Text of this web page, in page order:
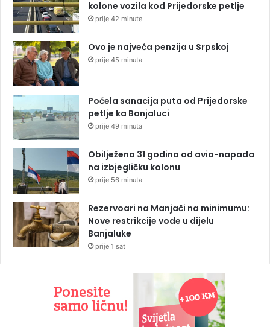
kolone vozila kod Prijedorske petlje
prije 42 minute
Ovo je najveća penzija u Srpskoj
prije 45 minuta
Počela sanacija puta od Prijedorske
petlje ka Banjaluci
prije 49 minuta
Obilježena 31 godina od avio-napada
na izbjegličku kolonu
prije 56 minuta
Rezervoari na Manjači na minimumu:
Nove restrikcije vode u dijelu
Banjaluke
prije 1 sat